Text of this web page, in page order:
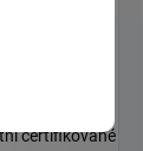
certifikované